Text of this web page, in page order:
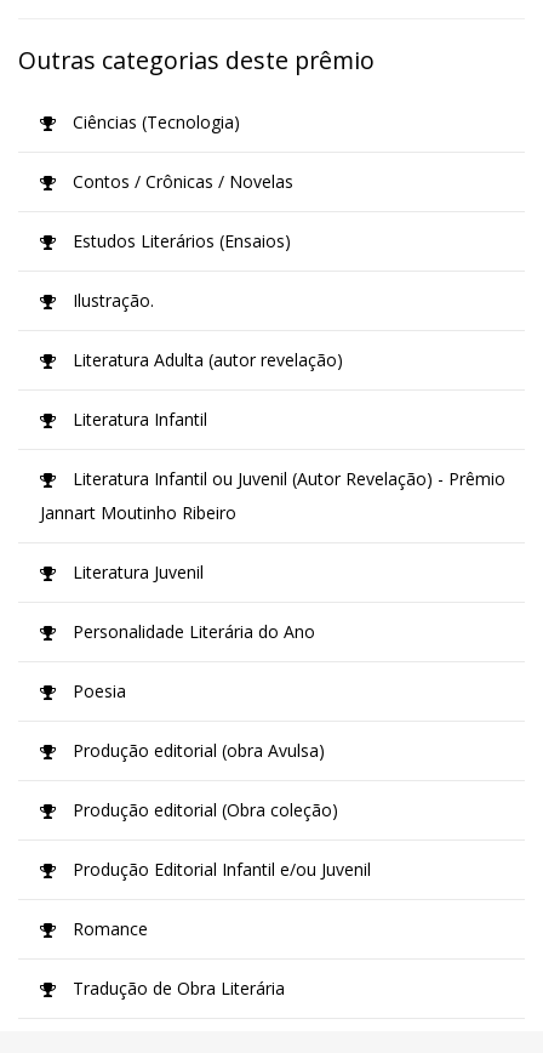
Outras categorias deste prêmio
Ciências (Tecnologia)
Contos / Crônicas / Novelas
Estudos Literários (Ensaios)
Ilustração.
Literatura Adulta (autor revelação)
Literatura Infantil
Literatura Infantil ou Juvenil (Autor Revelação) - Prêmio
Jannart Moutinho Ribeiro
Literatura Juvenil
Personalidade Literária do Ano
Poesia
Produção editorial (obra Avulsa)
Produção editorial (Obra coleção)
Produção Editorial Infantil e/ou Juvenil
Romance
Tradução de Obra Literária